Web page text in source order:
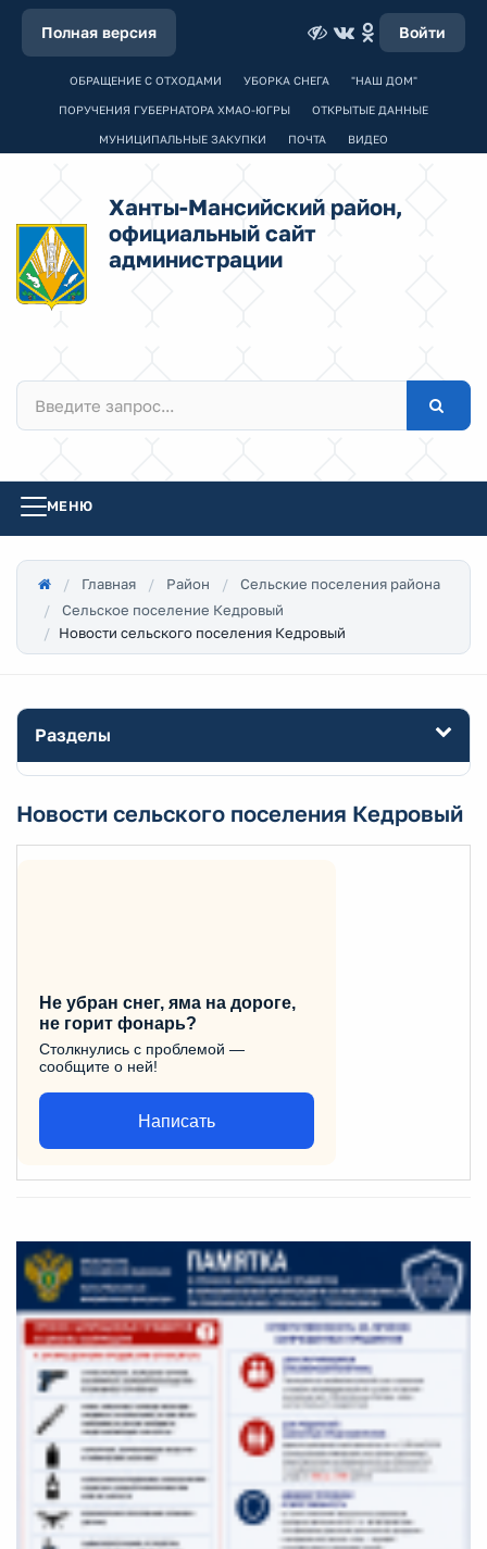
Полная версия Войти
ОБРАЩЕНИЕ С ОТХОДАМИ УБОРКА СНЕГА "НАШ ДОМ"
ПОРУЧЕНИЯ ГУБЕРНАТОРА ХМАО-ЮГРЫ ОТКРЫТЫЕ ДАННЫЕ
МУНИЦИПАЛЬНЫЕ ЗАКУПКИ ПОЧТА ВИДЕО
Ханты-Мансийский район,
официальный сайт
администрации
МЕНЮ
Главная Район
Сельские поселения района
Сельское поселение Кедровый
Новости сельского поселения Кедровый
Разделы
Новости сельского поселения Кедровый
Не убран снег, яма на дороге,
не горит фонарь?
Столкнулись с проблемой —
сообщите о ней!
Написать